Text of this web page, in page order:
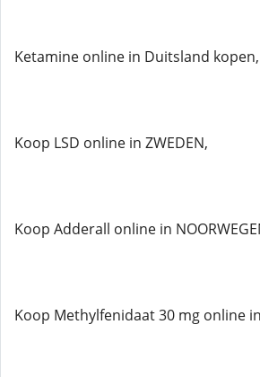
Ketamine online in Duitsland kopen,
Koop LSD online in ZWEDEN,
Koop Adderall online in
Koop Methylfenidaat 30 mg online in